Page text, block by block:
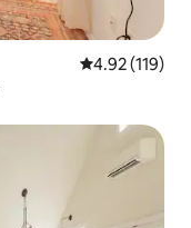
5 ರಲ್ಲಿ 4.92
4.92 (119)